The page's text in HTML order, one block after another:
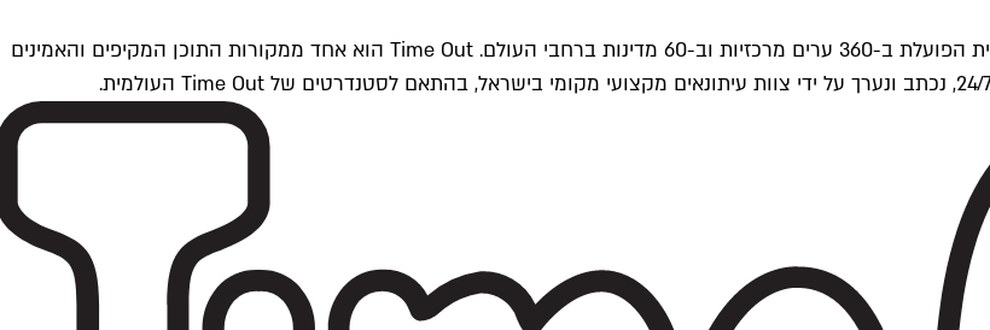
Time Outתל אביב הוא חלק מרשת Time Out Global — רשת מדיה בינלאומית הפועלת ב-360 ערים מרכזיות וב-60 מדינות ברחבי העולם. Time Out הוא אחד ממקורות התוכן המקיפים והאמינים